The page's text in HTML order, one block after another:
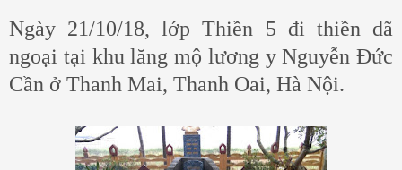
Ngày 21/10/18, lớp Thiền 5 đi thiền dã
ngoại tại khu lăng mộ lương y Nguyễn Đức
Cần ở Thanh Mai, Thanh Oai, Hà Nội.